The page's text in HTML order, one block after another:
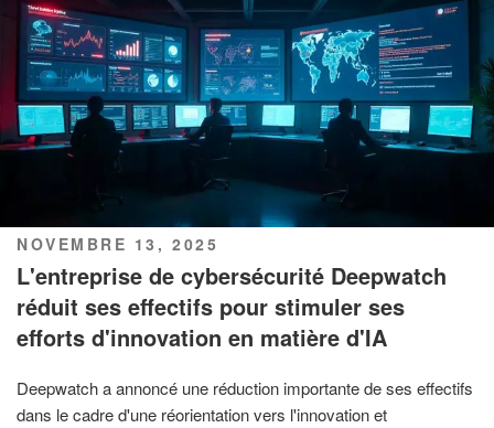
PUBLIÉ
LE
NOVEMBRE 13, 2025
L'entreprise de cybersécurité Deepwatch
réduit ses effectifs pour stimuler ses
efforts d'innovation en matière d'IA
Deepwatch a annoncé une réduction importante de ses effectifs
dans le cadre d'une réorientation vers l'innovation et